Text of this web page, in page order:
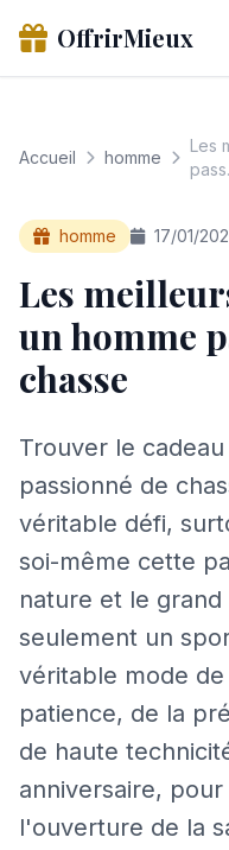
OffrirMieux
Accueil homme
Les
homme 17/01/
Les
un homme
chasse
Trouver le
passionné de
véritable défi,
soi-même cette
nature et le grand
seulement un
véritable mode
patience, de la
de haute
anniversaire,
l'ouverture de la